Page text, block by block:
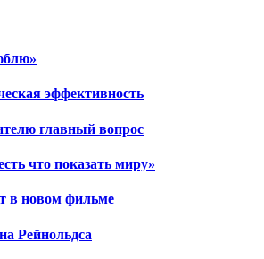
эффективность
главный вопрос
что показать миру»
в новом фильме
Рейнольдса